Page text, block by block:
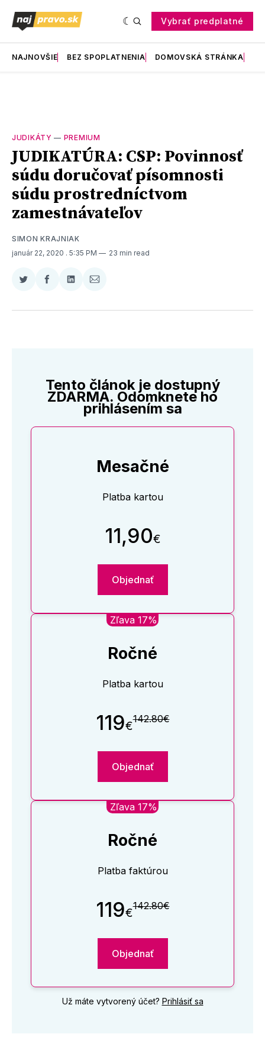
Vybrať predplatné
NAJNOVŠIE BEZ SPOPLATNENIA DOMOVSKÁ STRÁNKA
JUDIKÁTY — PREMIUM
JUDIKATÚRA: CSP: Povinnosť
súdu doručovať písomnosti
súdu prostredníctvom
zamestnávateľov
SIMON KRAJNIAK
január 22, 2020 . 5:35 PM 23 min read
Zdieľať
Twitter
Zdieľať
Facebooku
Zdieľať
LinkedIne
Zdieľať
E-
Tento článok je dostupný
ZDARMA. Odomknete ho
prihlásením sa
Mesačné
Platba kartou
11,90€
Objednať
Zľava 17%
Ročné
Platba kartou
119€142.80€
Objednať
Zľava 17%
Ročné
Platba faktúrou
119€142.80€
Objednať
Už máte vytvorený účet? Prihlásiť sa